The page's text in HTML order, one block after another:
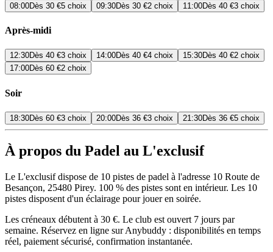
08:00Dès 30 €5 choix 09:30Dès 30 €2 choix 11:00Dès 40 €3 choix
Après-midi
12:30Dès 40 €3 choix 14:00Dès 40 €4 choix 15:30Dès 40 €2 choix
17:00Dès 60 €2 choix
Soir
18:30Dès 60 €3 choix 20:00Dès 36 €3 choix 21:30Dès 36 €5 choix
À propos du Padel au L'exclusif
Le L'exclusif dispose de 10 pistes de padel à l'adresse 10 Route de
Besançon, 25480 Pirey. 100 % des pistes sont en intérieur. Les 10
pistes disposent d'un éclairage pour jouer en soirée.
Les créneaux débutent à 30 €. Le club est ouvert 7 jours par
semaine. Réservez en ligne sur Anybuddy : disponibilités en temps
réel, paiement sécurisé, confirmation instantanée.